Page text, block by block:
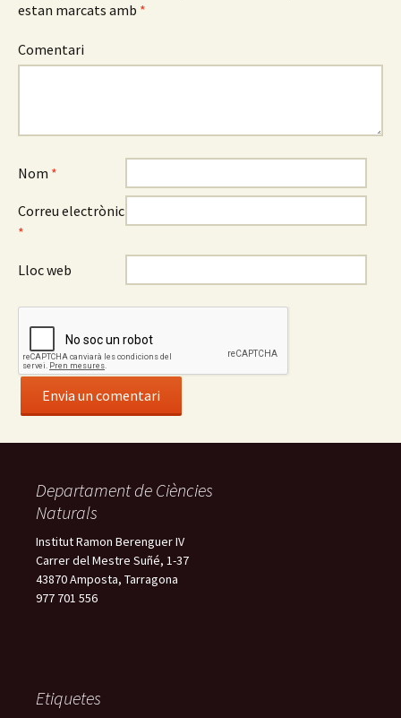
estan marcats amb *
Comentari
Nom *
Correu electrònic
*
Lloc web
Departament de Ciències
Naturals
Institut Ramon Berenguer IV
Carrer del Mestre Suñé, 1-37
43870 Amposta, Tarragona
977 701 556
Etiquetes